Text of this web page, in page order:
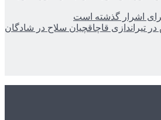
اشرار گذشته است
تیراندازی قاچاقچیان سلاح در شادگان